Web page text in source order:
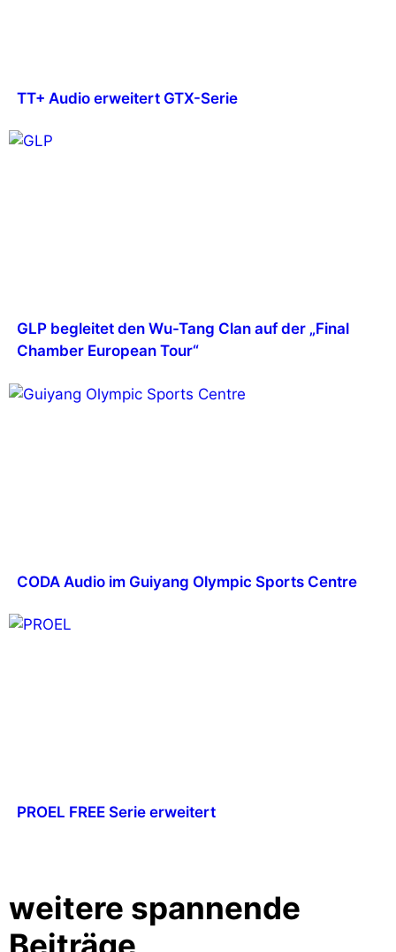
TT+ Audio erweitert GTX-Serie
GLP begleitet den Wu-Tang Clan auf der „Final
Chamber European Tour“
CODA Audio im Guiyang Olympic Sports Centre
PROEL FREE Serie erweitert
weitere spannende
Beiträge